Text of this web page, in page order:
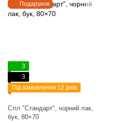
Подарунок
3
3
Під замовлення 12 днів
Стіл "Стандарт", чорний лак,
бук, 80×70